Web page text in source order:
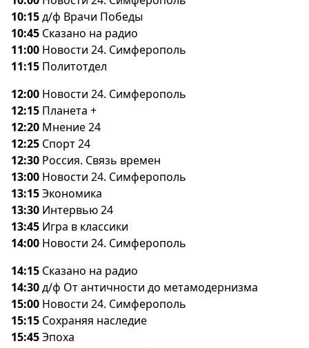
10:15д/ф Врачи Победы
10:45 Сказано на радио
11:00 Новости 24. Симферополь
11:15 Политотдел
12:00 Новости 24. Симферополь
12:15 Планета +
12:20 Мнение 24
12:25 Спорт 24
12:30 Россия. Связь времен
13:00 Новости 24. Симферополь
13:15Экономика
13:30 Интервью 24
13:45 Игра в классики
14:00 Новости 24. Симферополь
14:15 Сказано на радио
14:30д/ф От античности до метамодернизма
15:00 Новости 24. Симферополь
15:15 Сохраняя наследие
15:45Эпоха